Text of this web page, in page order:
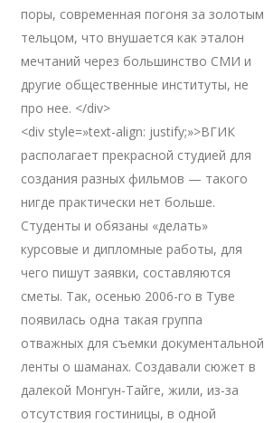
поры, современная погоня за золотым
тельцом, что внушается как эталон
мечтаний через большинство СМИ и
другие общественные институты, не
про нее. </div>
<div style=»text-align: justify;»>ВГИК
располагает прекрасной студией для
создания разных фильмов — такого
нигде практически нет больше.
Студенты и обязаны «делать»
курсовые и дипломные работы, для
чего пишут заявки, составляются
сметы. Так, осенью 2006-го в Туве
появилась одна такая группа
отважных для съемки документальной
ленты о шаманах. Создавали сюжет в
далекой Монгун-Тайге, жили, из-за
отсутствия гостиницы, в одной